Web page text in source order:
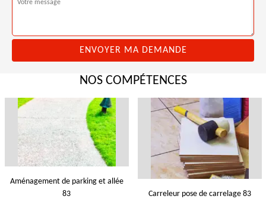
NOS COMPÉTENCES
Aménagement de parking et allée
83
Carreleur pose de carrelage 83